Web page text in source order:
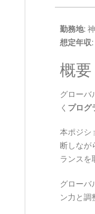
勤務地:
想定年収:
概要
グローバ
く プログ
本ポジシ
断しなが
ランスを
グローバ
ン力と調